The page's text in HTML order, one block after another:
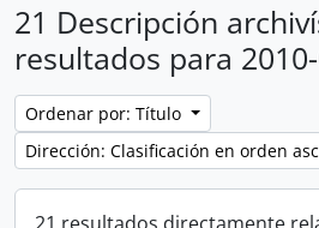
21 Descripción
resultados para
Ordenar por: Título
Dirección: Clasificación en orden